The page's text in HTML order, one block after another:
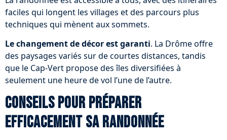
faciles qui longent les villages et des parcours plus
techniques qui mènent aux sommets.
Le changement de décor est garanti. La Drôme offre
des paysages variés sur de courtes distances, tandis
que le Cap-Vert propose des îles diversifiées à
seulement une heure de vol l’une de l’autre.
Conseils pour préparer
efficacement sa randonnée